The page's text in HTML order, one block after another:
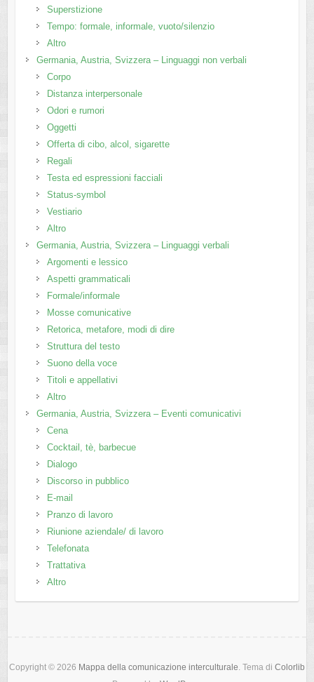
Superstizione
Tempo: formale, informale, vuoto/silenzio
Altro
Germania, Austria, Svizzera – Linguaggi non verbali
Corpo
Distanza interpersonale
Odori e rumori
Oggetti
Offerta di cibo, alcol, sigarette
Regali
Testa ed espressioni facciali
Status-symbol
Vestiario
Altro
Germania, Austria, Svizzera – Linguaggi verbali
Argomenti e lessico
Aspetti grammaticali
Formale/informale
Mosse comunicative
Retorica, metafore, modi di dire
Struttura del testo
Suono della voce
Titoli e appellativi
Altro
Germania, Austria, Svizzera – Eventi comunicativi
Cena
Cocktail, tè, barbecue
Dialogo
Discorso in pubblico
E-mail
Pranzo di lavoro
Riunione aziendale/ di lavoro
Telefonata
Trattativa
Altro
Copyright © 2026 Mappa della comunicazione interculturale. Tema di Colorlib